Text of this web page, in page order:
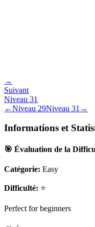
→
Suivant
Niveau 31
←Niveau 29Niveau 31 →
Informations et
🎯 Évaluation de la
Catégorie: Easy
Difficulté: ⭐
Perfect for beginners